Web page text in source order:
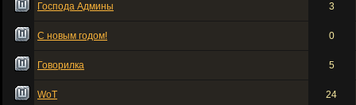
Господа Админы 3
С новым годом! 0
Говорилка 5
WoT 24